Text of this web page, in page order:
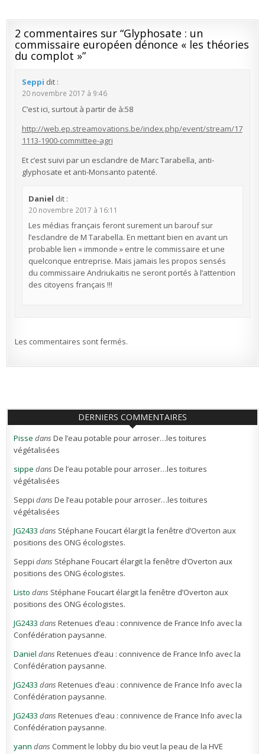
2 commentaires sur “Glyphosate : un
commissaire européen dénonce « les théories
du complot »”
Seppi dit :
20 novembre 2017 à 9:46
C’est ici, surtout à partir de à:58
http://web.ep.streamovations.be/index.php/event/stream/17
1113-1900-committee-agri
Et c’est suivi par un esclandre de Marc Tarabella, anti-
glyphosate et anti-Monsanto patenté.
Daniel dit :
20 novembre 2017 à 16:11
Les médias français feront surement un barouf sur
l’esclandre de M Tarabella. En mettant bien en avant un
probable lien « immonde » entre le commissaire et une
quelconque entreprise. Mais jamais les propos sensés
du commissaire Andriukaitis ne seront portés à l’attention
des citoyens français !!!
Les commentaires sont fermés.
DERNIERS COMMENTAIRES
Pisse dansDe l’eau potable pour arroser…les toitures
végétalisées
sippe dansDe l’eau potable pour arroser…les toitures
végétalisées
Seppi dansDe l’eau potable pour arroser…les toitures
végétalisées
JG2433 dans Stéphane Foucart élargit la fenêtre d’Overton aux
positions des ONG écologistes.
Seppi dans Stéphane Foucart élargit la fenêtre d’Overton aux
positions des ONG écologistes.
Listo dans Stéphane Foucart élargit la fenêtre d’Overton aux
positions des ONG écologistes.
JG2433 dansRetenues d’eau : connivence de France Info avec la
Confédération paysanne.
Daniel dansRetenues d’eau : connivence de France Info avec la
Confédération paysanne.
JG2433 dansRetenues d’eau : connivence de France Info avec la
Confédération paysanne.
JG2433 dansRetenues d’eau : connivence de France Info avec la
Confédération paysanne.
yann dans Comment le lobby du bio veut la peau de la HVE